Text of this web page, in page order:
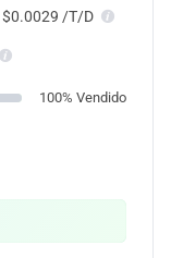
$0.0029 /T/D
100% Vendido